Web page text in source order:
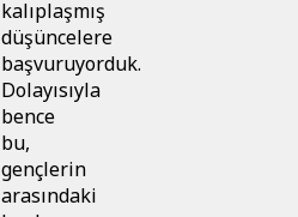
kalıplaşmış
düşüncelere
başvuruyorduk.
Dolayısıyla
bence
bu,
gençlerin
arasındaki